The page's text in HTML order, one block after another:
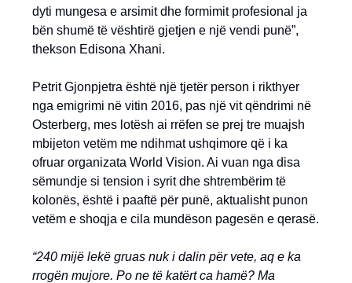
dyti mungesa e arsimit dhe formimit profesional ja
bën shumë të vështirë gjetjen e një vendi punë”,
thekson Edisona Xhani.
Petrit Gjonpjetra është një tjetër person i rikthyer
nga emigrimi në vitin 2016, pas një vit qëndrimi në
Osterberg, mes lotësh ai rrëfen se prej tre muajsh
mbijeton vetëm me ndihmat ushqimore që i ka
ofruar organizata World Vision. Ai vuan nga disa
sëmundje si tension i syrit dhe shtrembërim të
kolonës, është i paaftë për punë, aktualisht punon
vetëm e shoqja e cila mundëson pagesën e qerasë.
“240 mijë lekë gruas nuk i dalin për vete, aq e ka
rrogën mujore. Po ne të katërt ca hamë? Ma